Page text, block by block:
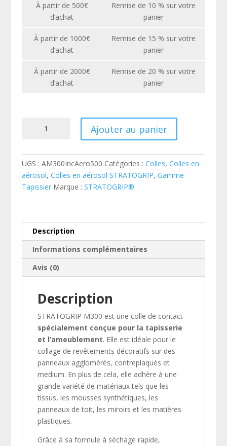
À partir de 500€
d’achat
Remise de 10 % sur votre
panier
À partir de 1000€
d’achat
Remise de 15 % sur votre
panier
À partir de 2000€
d’achat
Remise de 20 % sur votre
panier
Aérosol
Mousse
et
tissu
Ajouter au panier
UGS : AM300IncAero500 Catégories : Colles, Colles en
aérosol, Colles en aérosol STRATOGRIP, Gamme
Tapissier Marque : STRATOGRIP®
Description
Informations complémentaires
Avis (0)
Description
STRATOGRIP M300 est une colle de contact
spécialement conçue pour la tapisserie
et l’ameublement. Elle est idéale pour le
collage de revêtements décoratifs sur des
panneaux agglomérés, contreplaqués et
medium. En plus de cela, elle adhère à une
grande variété de matériaux tels que les
tissus, les mousses synthétiques, les
panneaux de toit, les miroirs et les matières
plastiques.
Grâce à sa formule à séchage rapide,